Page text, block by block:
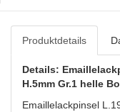
Produktdetails
Details:
H.5mm Gr.1 helle
Emaillelackpinsel